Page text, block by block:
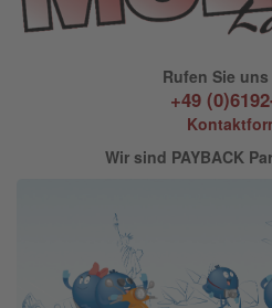
Rufen Sie
+49
Wir sind PAYBACK